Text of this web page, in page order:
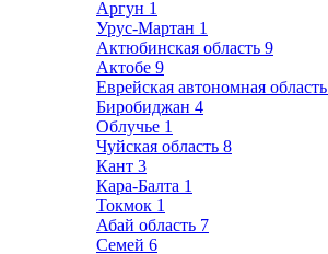
Аргун 1
Урус-Мартан 1
Актюбинская область 9
Актобе 9
Еврейская автономная область
Биробиджан 4
Облучье 1
Чуйская область 8
Кант 3
Кара-Балта 1
Токмок 1
Абай область 7
Семей 6